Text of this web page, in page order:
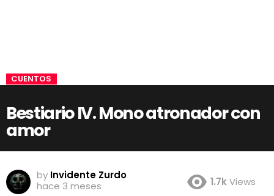
CUENTOS
Bestiario IV. Mono atronador con
amor
by Invidente Zurdo
hace 3 meses
1.7kViews